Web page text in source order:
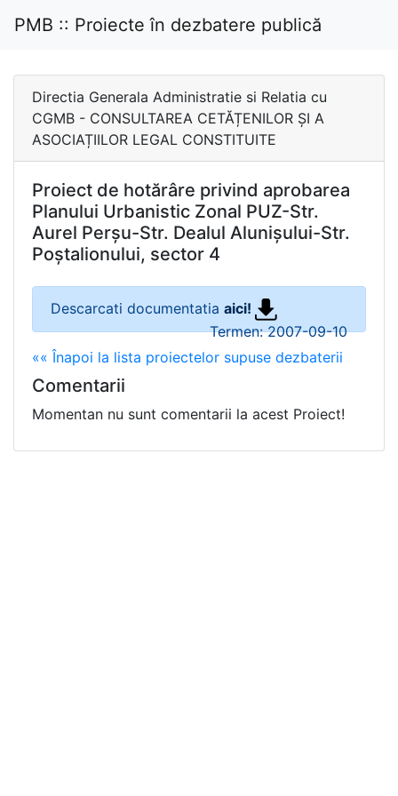
PMB :: Proiecte în dezbatere publică
Directia Generala Administratie si Relatia cu
CGMB - CONSULTAREA CETĂȚENILOR ȘI A
ASOCIAȚIILOR LEGAL CONSTITUITE
Proiect de hotărâre privind aprobarea
Planului Urbanistic Zonal PUZ-Str.
Aurel Perșu-Str. Dealul Alunișului-Str.
Poștalionului, sector 4
Descarcati documentatia aici!
Termen: 2007-09-10
«« Înapoi la lista proiectelor supuse dezbaterii
Comentarii
Momentan nu sunt comentarii la acest Proiect!